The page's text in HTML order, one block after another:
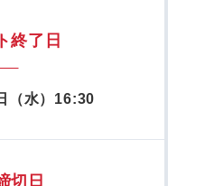
終了日
（水）16:30
切日